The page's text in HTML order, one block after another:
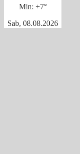
Min: +7°
Sab, 08.08.2026